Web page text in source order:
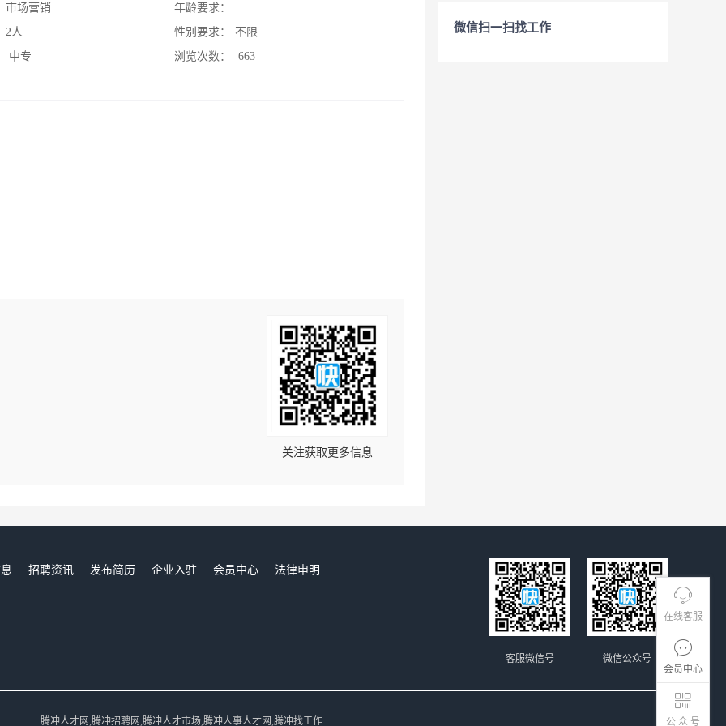
在线客服
会员中心
公 众 号
市场营销
2人
中专
年龄要求：
性别要求：
不限
浏览次数：
663
关注获取更多信息
微信扫一扫找工作
招聘资讯 发布简历 企业入驻 会员中心
法律申明
微信公众号
客服微信号
腾冲人才网,腾冲招聘网,腾冲人才市场,腾冲人事人才网,腾冲找工作